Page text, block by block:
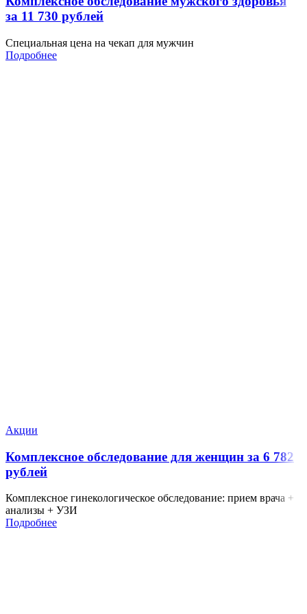
за 11 730 рублей
Специальная цена на чекап для мужчин
Подробнее
Акции
Комплексное обследование для женщин за 6 782
рублей
Комплексное гинекологическое обследование: прием врача +
анализы + УЗИ
Подробнее